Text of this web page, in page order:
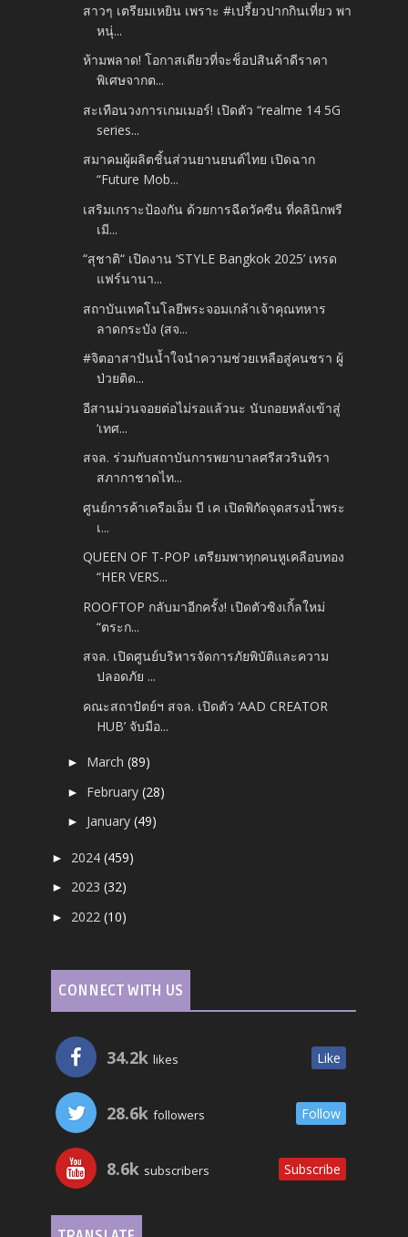
สาวๆ เตรียมเหยิน เพราะ #เปรี้ยวปากกินเที่ยว พา
หนุ่...
ห้ามพลาด! โอกาสเดียวที่จะช็อปสินค้าดีราคา
พิเศษจากต...
สะเทือนวงการเกมเมอร์! เปิดตัว “realme 14 5G
series...
สมาคมผู้ผลิตชิ้นส่วนยานยนต์ไทย เปิดฉาก
“Future Mob...
เสริมเกราะป้องกัน ด้วยการฉีดวัคซีน ที่คลินิกพรี
เมี...
“สุชาติ“ เปิดงาน ‘STYLE Bangkok 2025’ เทรด
แฟร์นานา...
สถาบันเทคโนโลยีพระจอมเกล้าเจ้าคุณทหาร
ลาดกระบัง (สจ...
#จิตอาสาปันน้ำใจนำความช่วยเหลือสู่คนชรา ผู้
ป่วยติด...
อีสานม่วนจอยต่อไม่รอแล้วนะ นับถอยหลังเข้าสู่
‘เทศ...
สจล. ร่วมกับสถาบันการพยาบาลศรีสวรินทิรา
สภากาชาดไท...
ศูนย์การค้าเครือเอ็ม บี เค เปิดพิกัดจุดสรงน้ำพระ
เ...
QUEEN OF T-POP เตรียมพาทุกคนหูเคลือบทอง
“HER VERS...
ROOFTOP กลับมาอีกครั้ง! เปิดตัวซิงเกิ้ลใหม่
“ตระก...
สจล. เปิดศูนย์บริหารจัดการภัยพิบัติและความ
ปลอดภัย ...
คณะสถาปัตย์ฯ สจล. เปิดตัว ‘AAD CREATOR
HUB’ จับมือ...
► March(89)
► February(28)
► January(49)
► 2024(459)
► 2023(32)
► 2022(10)
CONNECT WITH US
34.2k likes Like
28.6k followers Follow
8.6k subscribers Subscribe